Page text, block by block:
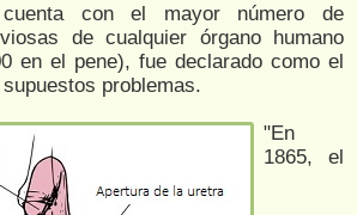
con el mayor número de
de cualquier órgano humano
en el pene), fue declarado como el
problemas.
"En
1865, el